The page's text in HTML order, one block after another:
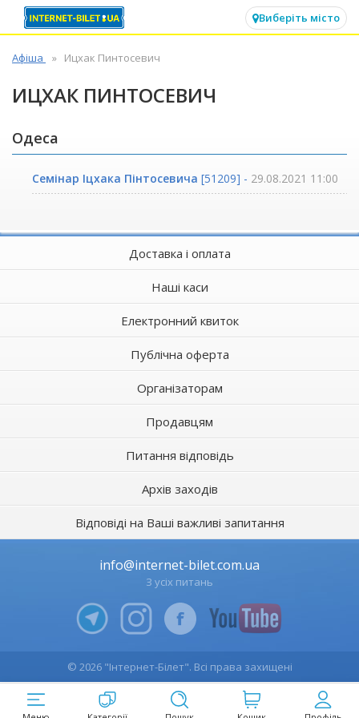
Виберіть місто
Афіша Ицхак Пинтосевич
ИЦХАК ПИНТОСЕВИЧ
Одеса
Семінар Іцхака Пінтосевича [51209] - 29.08.2021 11:00
Доставка і оплата
Наші каси
Електронний квиток
Публічна оферта
Організаторам
Продавцям
Питання відповідь
Архів заходів
Відповіді на Ваші важливі запитання
info@internet-bilet.com.ua
З усіх питань
© 2026 "Інтернет-Білет". Всі права захищені